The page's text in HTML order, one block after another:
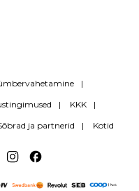
KKK
ja partnerid Kotid